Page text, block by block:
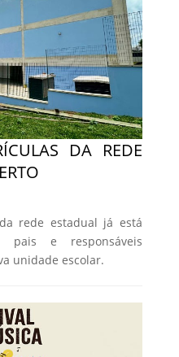
DA REDE
rede estadual já está
pais e responsáveis
unidade escolar.